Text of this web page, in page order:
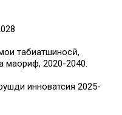
табиатшиносӣ,
маориф, 2020-2040.
инноватсия 2025-